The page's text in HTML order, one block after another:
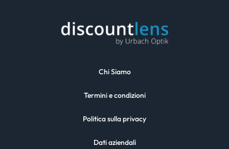
Chi Siamo
Termini e condizioni
Politica sulla privacy
Dati aziendali